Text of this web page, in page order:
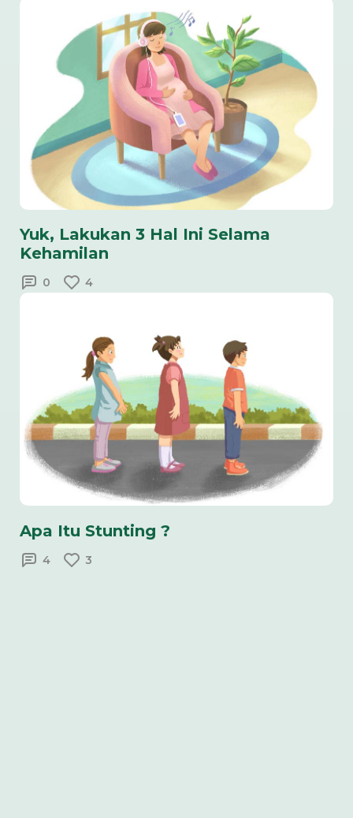
Yuk, Lakukan 3 Hal Ini Selama
Kehamilan
0 4
Apa Itu Stunting ?
4 3